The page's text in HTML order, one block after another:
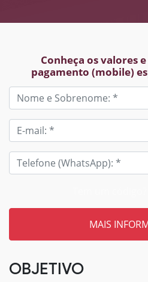
Conheça os valores
pagamento (mobile)
OBJETIVO